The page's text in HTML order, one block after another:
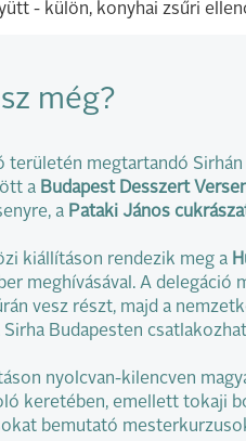
- külön, konyhai zsűri
még?
területén megtartandó
a Budapest Desszert
a Pataki János
kiállításon rendezik meg a
meghívásával. A
vesz részt, majd a
Sirha Budapesten
nyolcvan-kilencven
keretében, emellett tokaji
bemutató